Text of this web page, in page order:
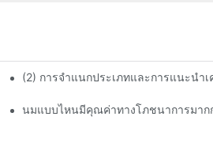
(2) การจำแนกประเภทและการแนะนำเ
นมแบบไหนมีคุณค่าทางโภชนาการมาก